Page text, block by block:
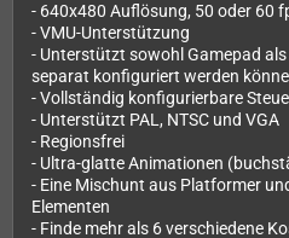
- 640x480 Auflösung, 50 oder 60
- VMU-Unterstützung
- Unterstützt sowohl Gamepad
separat konfiguriert werden
- Vollständig konfigurierbare
- Unterstützt PAL, NTSC und VGA
- Regionsfrei
- Ultra-glatte Animationen
- Eine Mischunt aus Platformer
Elementen
- Finde mehr als 6 verschiedene